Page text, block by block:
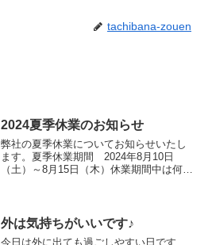
tachibana-zouen
2024夏季休業のお知らせ
弊社の夏季休業についてお知らせいたし
ます。夏季休業期間 2024年8月10日
（土）～8月15日（木）休業期間中は何か
畑には大粒のブルー...
外は気持ちがいいです♪
今日は外に出ても過ごしやすい日です